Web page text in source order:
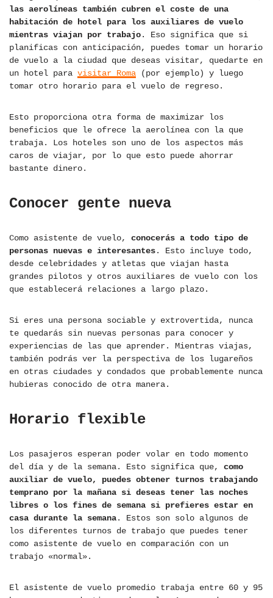
las aerolíneas también cubren el coste de una
habitación de hotel para los auxiliares de vuelo
mientras viajan por trabajo. Eso significa que si
planificas con anticipación, puedes tomar un horario
de vuelo a la ciudad que deseas visitar, quedarte en
un hotel para visitar Roma (por ejemplo) y luego
tomar otro horario para el vuelo de regreso.
Esto proporciona otra forma de maximizar los
beneficios que le ofrece la aerolínea con la que
trabaja. Los hoteles son uno de los aspectos más
caros de viajar, por lo que esto puede ahorrar
bastante dinero.
Conocer gente nueva
Como asistente de vuelo, conocerás a todo tipo de
personas nuevas e interesantes. Esto incluye todo,
desde celebridades y atletas que viajan hasta
grandes pilotos y otros auxiliares de vuelo con los
que establecerá relaciones a largo plazo.
Si eres una persona sociable y extrovertida, nunca
te quedarás sin nuevas personas para conocer y
experiencias de las que aprender. Mientras viajas,
también podrás ver la perspectiva de los lugareños
en otras ciudades y condados que probablemente nunca
hubieras conocido de otra manera.
Horario flexible
Los pasajeros esperan poder volar en todo momento
del día y de la semana. Esto significa que, como
auxiliar de vuelo, puedes obtener turnos trabajando
temprano por la mañana si deseas tener las noches
libres o los fines de semana si prefieres estar en
casa durante la semana. Estos son solo algunos de
los diferentes turnos de trabajo que puedes tener
como asistente de vuelo en comparación con un
trabajo «normal».
El asistente de vuelo promedio trabaja entre 60 y 95